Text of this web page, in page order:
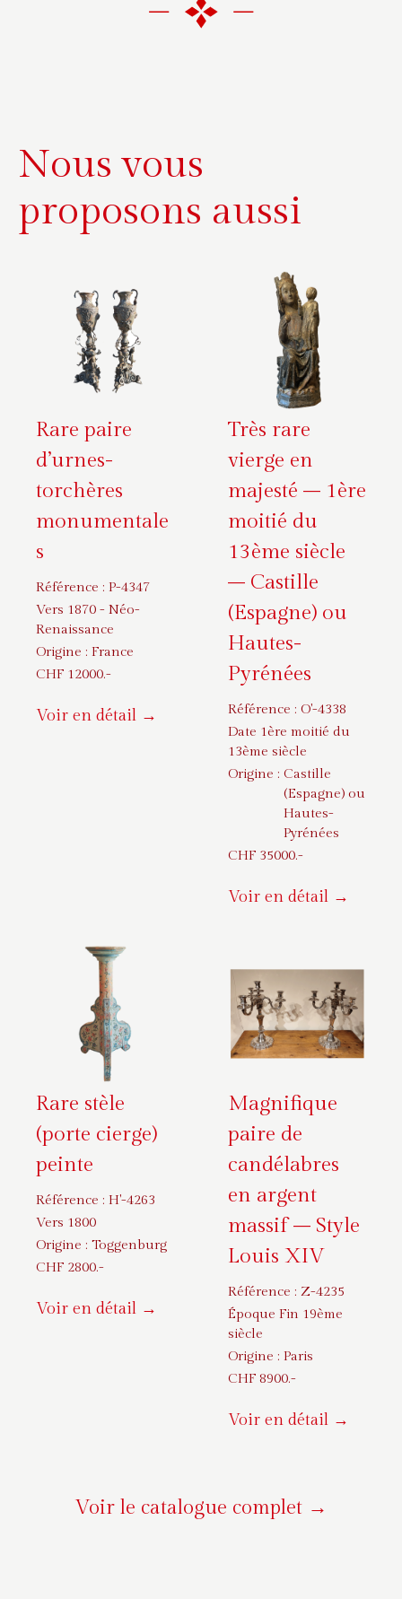
v
e
:
Nous vous
proposons aussi
Rare paire
d’urnes-
torchères
monumentale
s
Référence : P-4347
Vers 1870 - Néo-
Renaissance
Origine : France
CHF 12000.-
Voir en détail →
Très rare
vierge en
majesté – 1ère
moitié du
13ème siècle
– Castille
(Espagne) ou
Hautes-
Pyrénées
Référence : O'-4338
Date 1ère moitié du
13ème siècle
Origine : Castille
(Espagne) ou
Hautes-
Pyrénées
CHF 35000.-
Voir en détail →
Rare stèle
(porte cierge)
peinte
Référence : H'-4263
Vers 1800
Origine : Toggenburg
CHF 2800.-
Voir en détail →
Magnifique
paire de
candélabres
en argent
massif – Style
Louis XIV
Référence : Z-4235
Époque Fin 19ème
siècle
Origine : Paris
CHF 8900.-
Voir en détail →
Voir le catalogue complet →